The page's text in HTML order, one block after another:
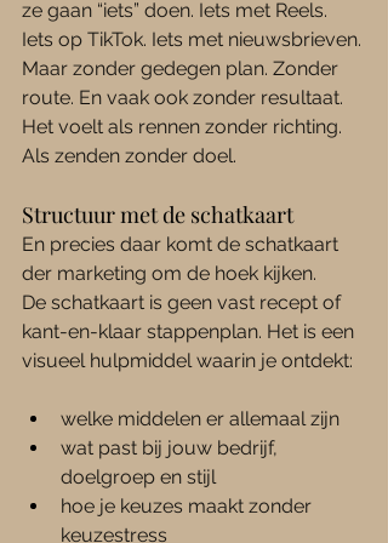
ze gaan “iets” doen. Iets met Reels.
Iets op TikTok. Iets met nieuwsbrieven.
Maar zonder gedegen plan. Zonder
route. En vaak ook zonder resultaat.
Het voelt als rennen zonder richting.
Als zenden zonder doel.
Structuur met de schatkaart
En precies daar komt de schatkaart
der marketing om de hoek kijken.
De schatkaart is geen vast recept of
kant-en-klaar stappenplan. Het is een
visueel hulpmiddel waarin je ontdekt:
welke middelen er allemaal zijn
wat past bij jouw bedrijf,
doelgroep en stijl
hoe je keuzes maakt zonder
keuzestress